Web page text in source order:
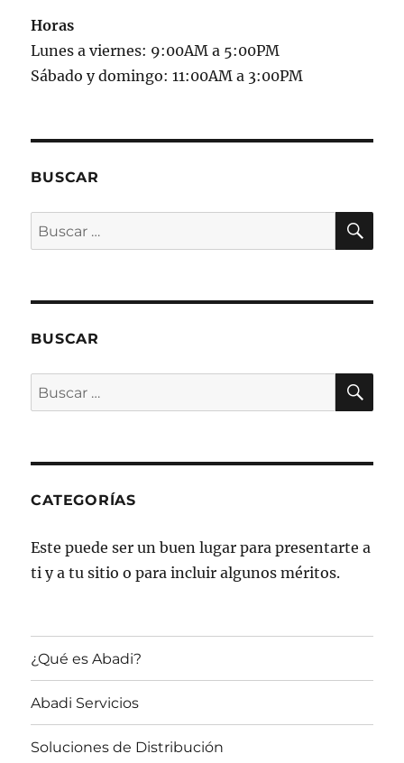
Horas
Lunes a viernes: 9:00AM a 5:00PM
Sábado y domingo: 11:00AM a 3:00PM
BUSCAR
Buscar
por:
BUSCAR
Buscar
por:
CATEGORÍAS
Este puede ser un buen lugar para presentarte a
ti y a tu sitio o para incluir algunos méritos.
¿Qué es Abadi?
Abadi Servicios
Soluciones de Distribución